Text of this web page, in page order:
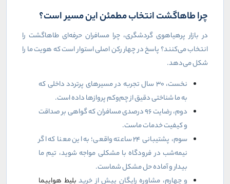
چرا طاهاگشت انتخاب مطمئن این مسیر است؟
در بازار پرهیاهوی گردشگری، چرا مسافران حرفه‌ای طاهاگشت را
انتخاب می‌کنند؟ پاسخ در چهار رکن اصلی استوار است که هویت ما را
شکل می‌دهد.
نخست، ۳۰ سال تجربه در مسیرهای پرتردد داخلی که
به ما شناختی دقیق از چم‌وکم پروازها داده است.
دوم، رضایت ۹۶ درصدی مسافران که گواهی بر صداقت
و کیفیت خدمات ماست.
سوم، پشتیبانی ۲۴ ساعته واقعی؛ به این معنا که اگر
نیمه‌شب در فرودگاه با مشکلی مواجه شوید، تیم ما
بیدار و آماده حل مشکل شماست.
و چهارم، مشاوره رایگان پیش از خرید بلیط هواپیما